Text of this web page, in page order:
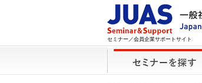
セミナー／会員企業サポートサイト